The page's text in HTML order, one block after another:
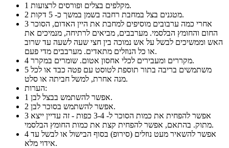
1
מקלפים בצלים ופורסים לרצועות.
2
מטגנים בצל במחבת רחבה בשמן במשך כ- 5 דקות.
3
החום והחומץ הבלסמי. מערבבים, מביאים לרתיחה, מנמיכים את
האש וממשיכים לבשל על אש נמוכה בין חצי שעה לשעה עד שרוב
או כל הנוזלים מתאדים. מערבבים מדי פעם.
4
מקררים ומעבירים לכלי אחסון אטום. שומרים במקרר.
5
מנה אחרת, למשל חביתה או סלט.
הערות:
1
אפשר להשתמש בבצל לבן.
2
אפשר להשתמש בסוכר לבן.
3
מתוק. בהתאם, אפשר להפחית קצת את כמות החומץ הבלסמי.
4
אידוי מלא.